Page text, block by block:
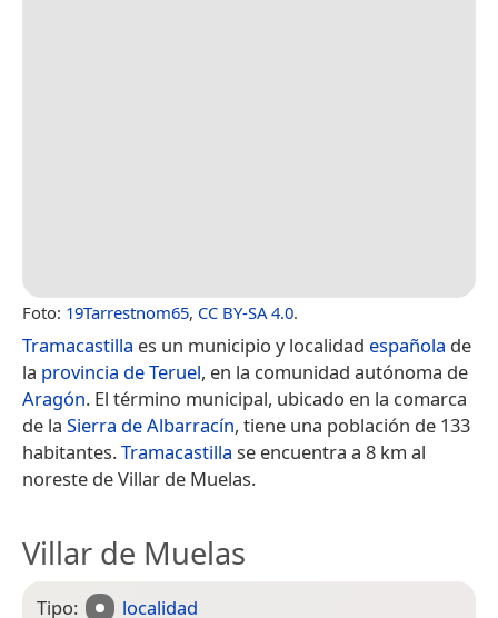
Foto: 19Tarrestnom65, CC BY-SA 4.0.
Tramacastilla es un municipio y localidad española de
la provincia de Teruel, en la comunidad autónoma de
Aragón. El término municipal, ubicado en la comarca
de la Sierra de Albarracín, tiene una población de 133
habitantes.Tramacastilla se encuentra a 8 km al
noreste de Villar de Muelas.
Villar de Muelas
Tipo: localidad